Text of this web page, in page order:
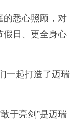
的悉心照顾，对
假日、更全身心
一起打造了迈瑞
于亮剑”是迈瑞